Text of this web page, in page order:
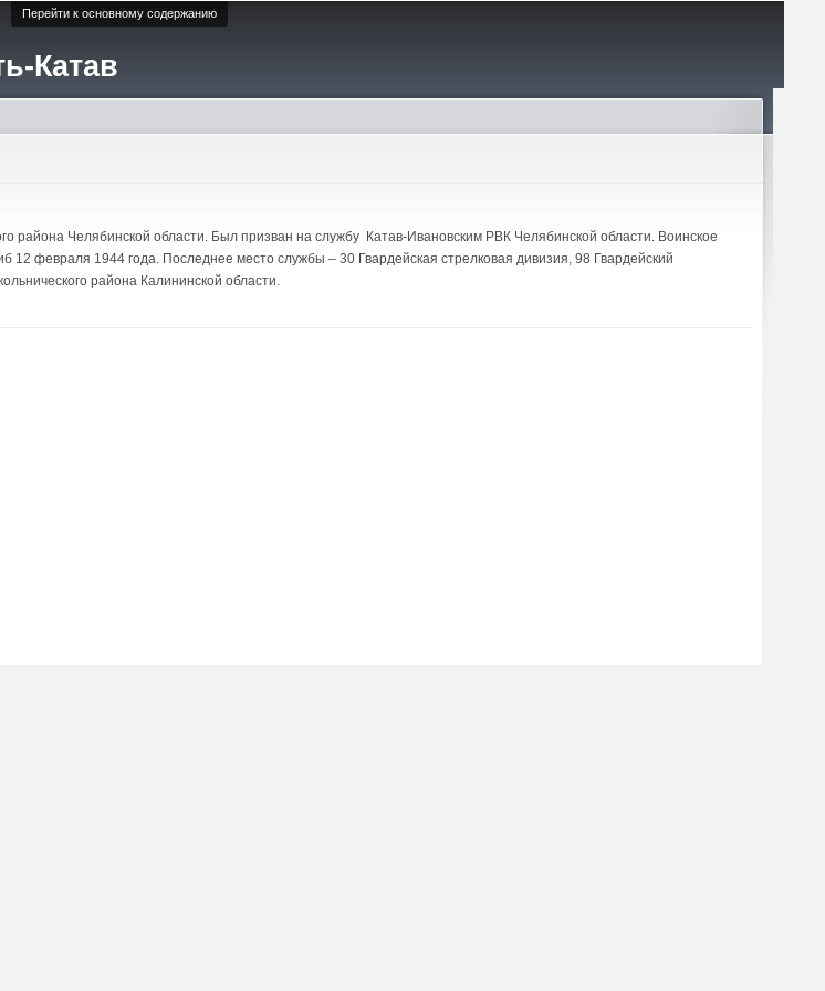
Перейти к основному содержанию
Катав
района Челябинской области. Был призван на службу Катав-Ивановским РВК Челябинской области. Воинское
12 февраля 1944 года. Последнее место службы – 30 Гвардейская стрелковая дивизия, 98 Гвардейский
района Калининской области.